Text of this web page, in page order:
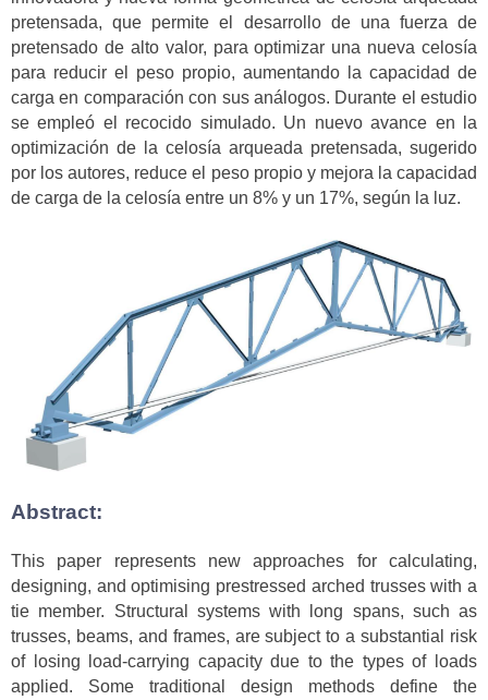
pretensada, que permite el desarrollo de una fuerza de
pretensado de alto valor, para optimizar una nueva celosía
para reducir el peso propio, aumentando la capacidad de
carga en comparación con sus análogos. Durante el estudio
se empleó el recocido simulado. Un nuevo avance en la
optimización de la celosía arqueada pretensada, sugerido
por los autores, reduce el peso propio y mejora la capacidad
de carga de la celosía entre un 8% y un 17%, según la luz.
Abstract:
This paper represents new approaches for calculating,
designing, and optimising prestressed arched trusses with a
tie member. Structural systems with long spans, such as
trusses, beams, and frames, are subject to a substantial risk
of losing load-carrying capacity due to the types of loads
applied. Some traditional design methods define the